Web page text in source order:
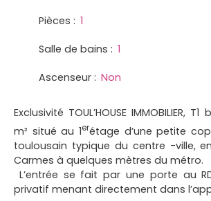
Pièces : 1
Salle de bains : 1
Ascenseur : Non
Exclusivité TOUL’HOUSE IMMOBILIER,
m² situé au 1erétage d’une petite
toulousain typique du centre -ville,
Carmes à quelques mètres du métro.
L’entrée se fait par une porte au
privatif menant directement dans